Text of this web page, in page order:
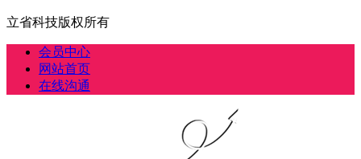
立省科技版权所有
会员中心
网站首页
在线沟通